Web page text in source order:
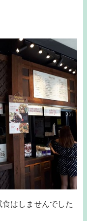
はしませんでした